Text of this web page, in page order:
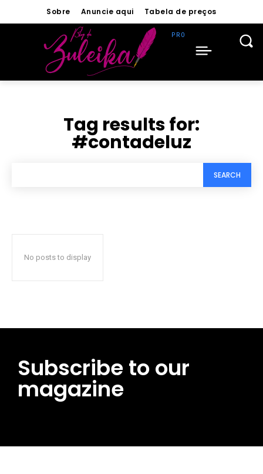
Sobre Anuncie aqui Tabela de preços
Tag results for:
#contadeluz
SEARCH
No posts to display
Subscribe to our
magazine